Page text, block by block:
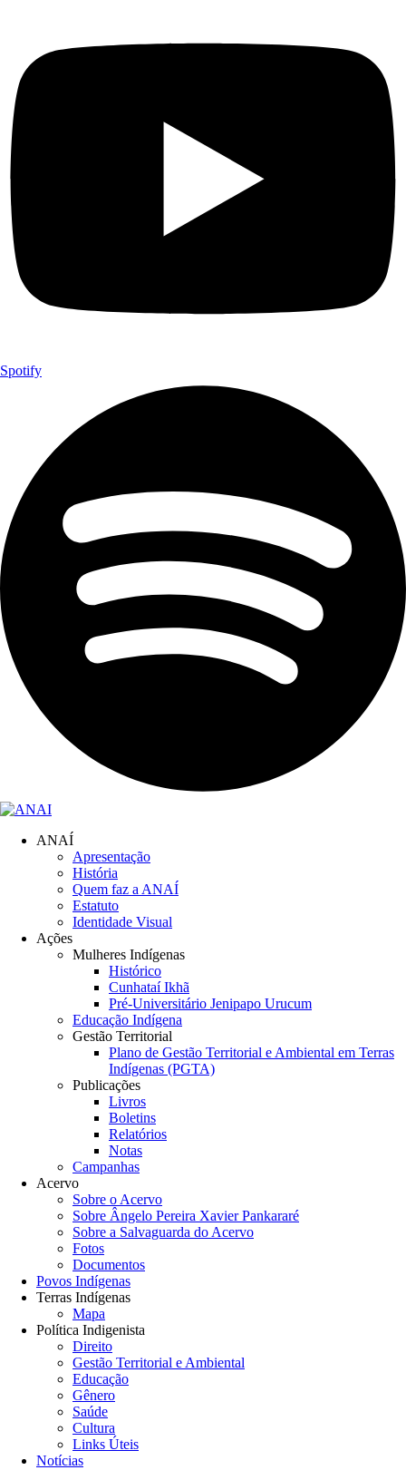
Spotify
ANAÍ
Apresentação
História
Quem faz a ANAÍ
Estatuto
Identidade Visual
Ações
Mulheres Indígenas
Histórico
Cunhataí Ikhã
Pré-Universitário Jenipapo Urucum
Educação Indígena
Gestão Territorial
Plano de Gestão Territorial e Ambiental em Terras
Indígenas (PGTA)
Publicações
Livros
Boletins
Relatórios
Notas
Campanhas
Acervo
Sobre o Acervo
Sobre Ângelo Pereira Xavier Pankararé
Sobre a Salvaguarda do Acervo
Fotos
Documentos
Povos Indígenas
Terras Indígenas
Mapa
Política Indigenista
Direito
Gestão Territorial e Ambiental
Educação
Gênero
Saúde
Cultura
Links Úteis
Notícias